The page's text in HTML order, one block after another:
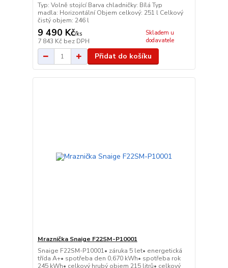
Typ: Volně stojící Barva chladničky: Bílá Typ
madla: Horizontální Objem celkový: 251 l Celkový
čistý objem: 246 l
9 490 Kč/ks
7 843 Kč bez DPH
Skladem u
dodavatele
Přidat do košíku
Mraznička Snaige F22SM-P10001
Snaige F22SM-P10001• záruka 5 let• energetická
třída A+• spotřeba den 0,670 kWh• spotřeba rok
245 kWh• celkový hrubý objem 215 litrů• celkový